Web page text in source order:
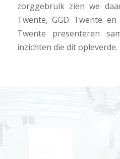
zorggebruik zien we
Twente, GGD Twente
Twente presenteren
inzichten die dit opleverde.